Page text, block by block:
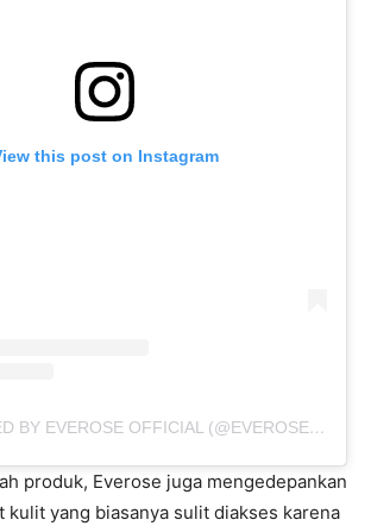
this post on Instagram
A POST SHARED BY EVEROSE OFFICIAL (@EVEROSE_OFFICIAL)
produk, Everose juga mengedepankan
kulit yang biasanya sulit diakses karena